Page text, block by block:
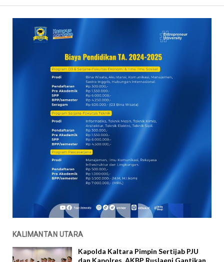
KALIMANTAN UTARA
Kapolda Kaltara Pimpin Sertijab PJU
dan Kapolres, AKBP Ruslaeni Gantikan